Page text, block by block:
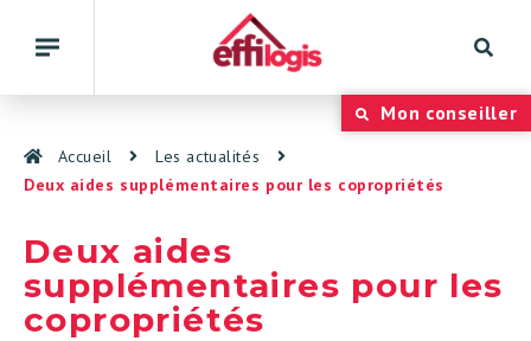
Basculer
navigation
Mon conseiller
Accueil
Les actualités
Deux aides supplémentaires pour les copropriétés
Deux aides
supplémentaires pour les
copropriétés